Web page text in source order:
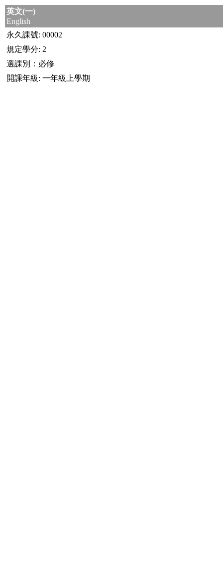
英文(一)
English
永久課號: 00002
規定學分: 2
選課別：必修
開課年級: 一年級上學期